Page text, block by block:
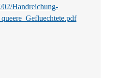
02/Handreichung-